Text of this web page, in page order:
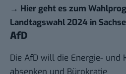
→ Hier geht es zum
Landtagswahl 2024 in
AfD
Die AfD will die Energie- und